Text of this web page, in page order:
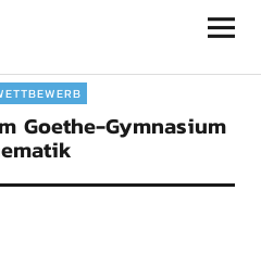
Hamburg
Goethe-Gymnasium